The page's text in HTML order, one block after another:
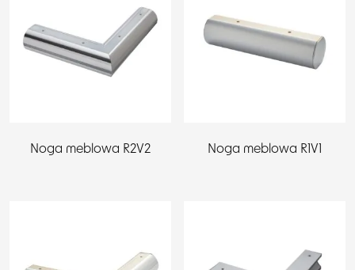
Noga meblowa R2V2 Noga meblowa R1V1